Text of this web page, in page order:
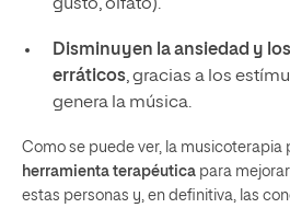
gusto, olfato).
Disminuyen la ansiedad y
erráticos, gracias a los
genera la música.
Como se puede ver, la musicoterapia
herramienta terapéutica para
estas personas y, en definitiva, las